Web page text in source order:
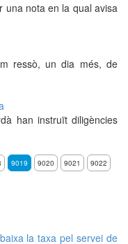
una nota en la qual avisa
ressò, un dia més, de
han instruït diligències
9019 9020 9021
9022
la taxa pel servei de